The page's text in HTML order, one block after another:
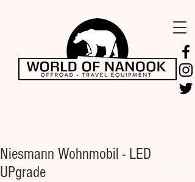
Niesmann Wohnmobil - LED
UPgrade